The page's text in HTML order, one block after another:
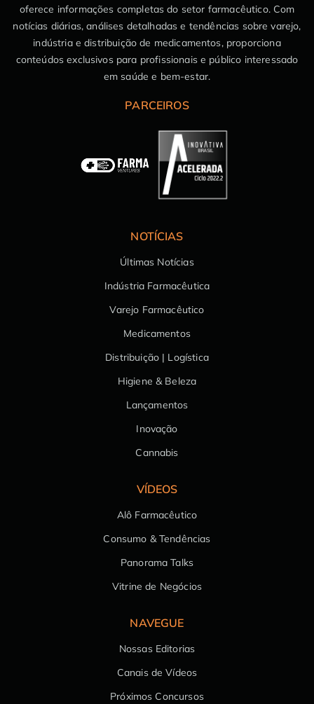
oferece informações completas do setor farmacêutico. Com
notícias diárias, análises detalhadas e tendências sobre varejo,
indústria e distribuição de medicamentos, proporciona
conteúdos exclusivos para profissionais e público interessado
em saúde e bem-estar.
PARCEIROS
NOTÍCIAS
Últimas Notícias
Indústria Farmacêutica
Varejo Farmacêutico
Medicamentos
Distribuição | Logística
Higiene & Beleza
Lançamentos
Inovação
Cannabis
VÍDEOS
Alô Farmacêutico
Consumo & Tendências
Panorama Talks
Vitrine de Negócios
NAVEGUE
Nossas Editorias
Canais de Vídeos
Próximos Concursos